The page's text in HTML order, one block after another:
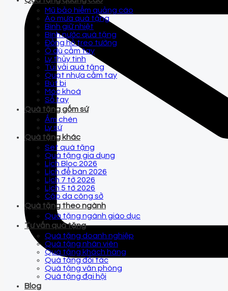
Mũ bảo hiểm quảng cáo
Áo mưa quà tặng
Bình giữ nhiệt
Bình nước quà tặng
Đồng hồ treo tường
Ô dù cầm tay
Ly thủy tinh
Túi vải quà tặng
Quạt nhựa cầm tay
Bút bi
Móc khoá
Sổ tay
Quà tặng gốm sứ
Ấm chén
Ly sứ
Quà tặng khác
Set quà tặng
Quà tặng gia dụng
Lịch Bloc 2026
Lịch để bàn 2026
Lịch 7 tờ 2026
Lịch 5 tờ 2026
Cặp da công sở
Quà tặng theo ngành
Quà tặng ngành giáo dục
Tư vấn quà tặng
Quà tặng doanh nghiệp
Quà tặng nhân viên
Quà tặng khách hàng
Quà tặng đối tác
Quà tặng văn phòng
Quà tặng đại hội
Blog